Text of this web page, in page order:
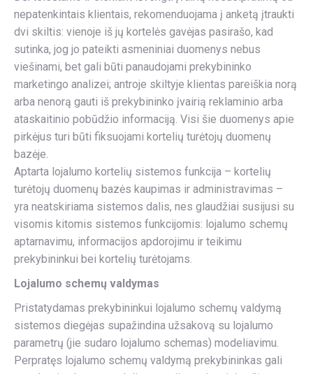
nepatenkintais klientais, rekomenduojama į anketą įtraukti
dvi skiltis: vienoje iš jų kortelės gavėjas pasirašo, kad
sutinka, jog jo pateikti asmeniniai duomenys nebus
viešinami, bet gali būti panaudojami prekybininko
marketingo analizei; antroje skiltyje klientas pareiškia norą
arba nenorą gauti iš prekybininko įvairią reklaminio arba
ataskaitinio pobūdžio informaciją. Visi šie duomenys apie
pirkėjus turi būti fiksuojami kortelių turėtojų duomenų
bazėje.
Aptarta lojalumo kortelių sistemos funkcija – kortelių
turėtojų duomenų bazės kaupimas ir administravimas –
yra neatskiriama sistemos dalis, nes glaudžiai susijusi su
visomis kitomis sistemos funkcijomis: lojalumo schemų
aptarnavimu, informacijos apdorojimu ir teikimu
prekybininkui bei kortelių turėtojams.
Lojalumo schemų valdymas
Pristatydamas prekybininkui lojalumo schemų valdymą
sistemos diegėjas supažindina užsakovą su lojalumo
parametrų (jie sudaro lojalumo schemas) modeliavimu.
Perpratęs lojalumo schemų valdymą prekybininkas gali